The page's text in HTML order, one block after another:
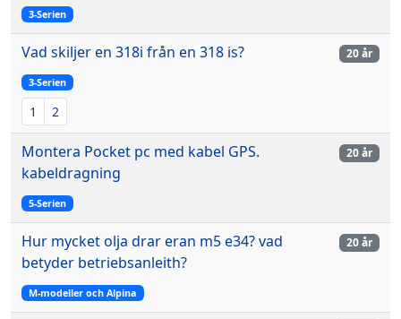
3-Serien
Vad skiljer en 318i från en 318 is?
3-Serien
1 2
20 år
Montera Pocket pc med kabel GPS.
kabeldragning
5-Serien
20 år
Hur mycket olja drar eran m5 e34? vad
betyder betriebsanleith?
M-modeller och Alpina
20 år